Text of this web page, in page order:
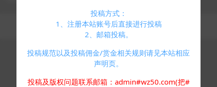
Copyright © 2024万众网- All rights reserved
浙ICP备05025058号-4
投稿方式：
1、注册本站账号后直接进行投稿
2、邮箱投稿。
投稿规范以及投稿佣金/赏金相关规则请见本站相应
声明页。
投稿及版权问题联系邮箱：admin#wz50.com(把#